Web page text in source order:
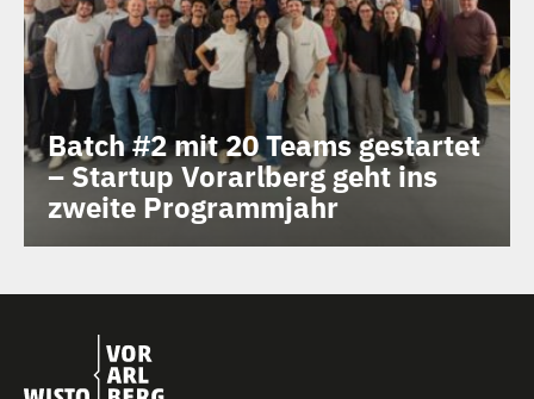
Batch #2 mit 20 Teams gestartet
– Startup Vorarlberg geht ins
zweite Programmjahr